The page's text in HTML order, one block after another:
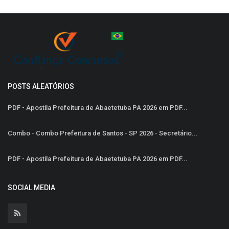
POSTS ALEATÓRIOS
PDF - Apostila Prefeitura de Abaetetuba PA 2026 em PDF...
Combo - Combo Prefeitura de Santos - SP 2026 - Secretário...
PDF - Apostila Prefeitura de Abaetetuba PA 2026 em PDF...
SOCIAL MEDIA